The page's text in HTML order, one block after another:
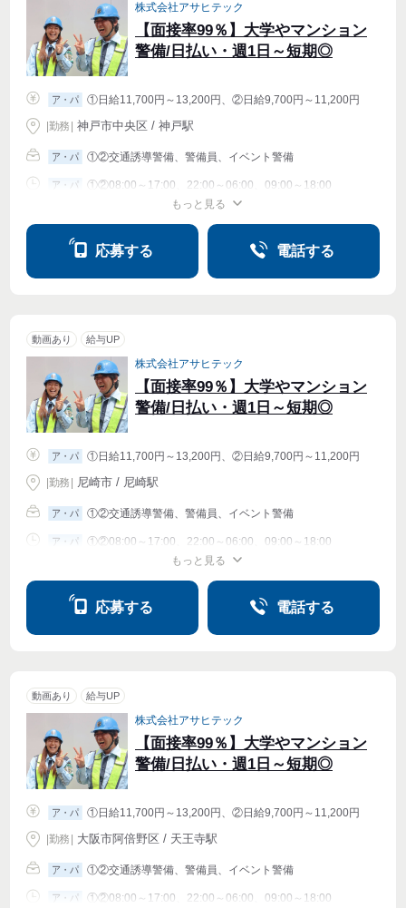
株式会社アサヒテック
【面接率99％】大学やマンション
警備/日払い・週1日～短期◎
ア・パ ①日給11,700円～13,200円、②日給9,700円～11,200円
|勤務 神戸市中央区 / 神戸駅
ア・パ ①②交通誘導警備、警備員、イベント警備
ア・パ ①②08:00～17:00、22:00～06:00、09:00～18:00
もっと見る
応募する 電話する
動画あり 給与UP
株式会社アサヒテック
【面接率99％】大学やマンション
警備/日払い・週1日～短期◎
ア・パ ①日給11,700円～13,200円、②日給9,700円～11,200円
|勤務 尼崎市 / 尼崎駅
ア・パ ①②交通誘導警備、警備員、イベント警備
ア・パ ①②08:00～17:00、22:00～06:00、09:00～18:00
もっと見る
応募する 電話する
動画あり 給与UP
株式会社アサヒテック
【面接率99％】大学やマンション
警備/日払い・週1日～短期◎
ア・パ ①日給11,700円～13,200円、②日給9,700円～11,200円
|勤務 大阪市阿倍野区 / 天王寺駅
ア・パ ①②交通誘導警備、警備員、イベント警備
ア・パ ①②08:00～17:00、22:00～06:00、09:00～18:00